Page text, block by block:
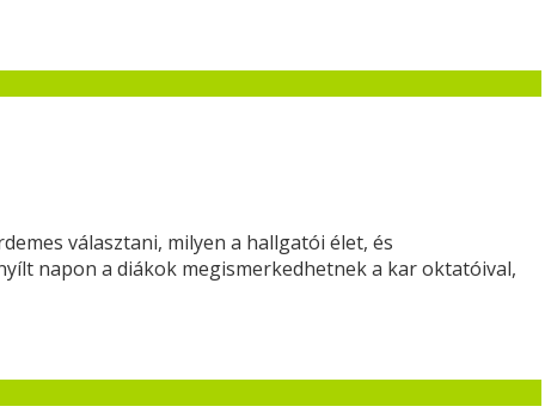
választani, milyen a hallgatói élet, és
napon a diákok megismerkedhetnek a kar oktatóival,